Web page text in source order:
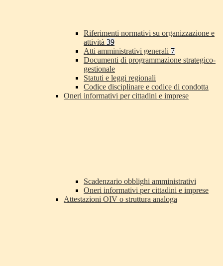
Riferimenti normativi su organizzazione e
attività 39
Atti amministrativi generali 7
Documenti di programmazione strategico-
gestionale
Statuti e leggi regionali
Codice disciplinare e codice di condotta
Oneri informativi per cittadini e imprese
Scadenzario obblighi amministrativi
Oneri informativi per cittadini e imprese
Attestazioni OIV o struttura analoga